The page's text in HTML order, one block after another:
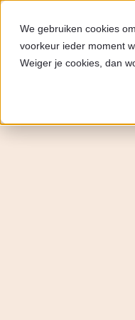
We gebruiken cookies
voorkeur ieder moment
Weiger je cookies, dan